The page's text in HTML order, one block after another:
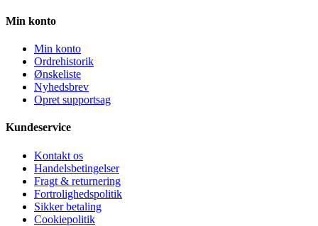
Min konto
Min konto
Ordrehistorik
Ønskeliste
Nyhedsbrev
Opret supportsag
Kundeservice
Kontakt os
Handelsbetingelser
Fragt & returnering
Fortrolighedspolitik
Sikker betaling
Cookiepolitik